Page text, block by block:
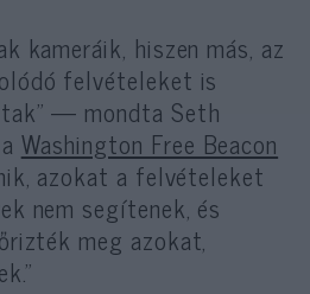
kameráik, hiszen más, az
felvételeket is
— mondta Seth
Washington Free Beacon
azokat a felvételeket
nem segítenek, és
meg azokat,